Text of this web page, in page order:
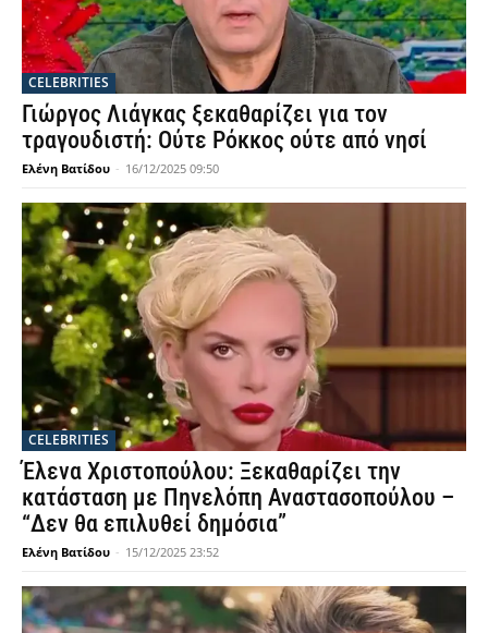
CELEBRITIES
Γιώργος Λιάγκας ξεκαθαρίζει για τον
τραγουδιστή: Ούτε Ρόκκος ούτε από νησί
Ελένη Βατίδου - 16/12/2025 09:50
CELEBRITIES
Έλενα Χριστοπούλου: Ξεκαθαρίζει την
κατάσταση με Πηνελόπη Αναστασοπούλου –
“Δεν θα επιλυθεί δημόσια”
Ελένη Βατίδου - 15/12/2025 23:52